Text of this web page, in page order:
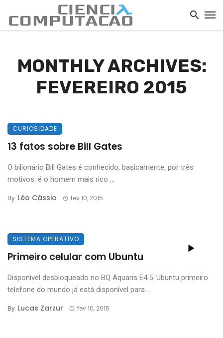
MONTHLY ARCHIVES:
FEVEREIRO 2015
CURIOSIDADE
13 fatos sobre Bill Gates
O bilionário Bill Gates é conhecido, basicamente, por três
motivos: é o homem mais rico ...
By Léo Cássio fev 10, 2015
SISTEMA OPERATIVO
Primeiro celular com Ubuntu
Disponível desbloqueado no BQ Aquaris E4.5. Ubuntu primeiro
telefone do mundo já está disponível para ...
By Lucas Zarzur fev 10, 2015